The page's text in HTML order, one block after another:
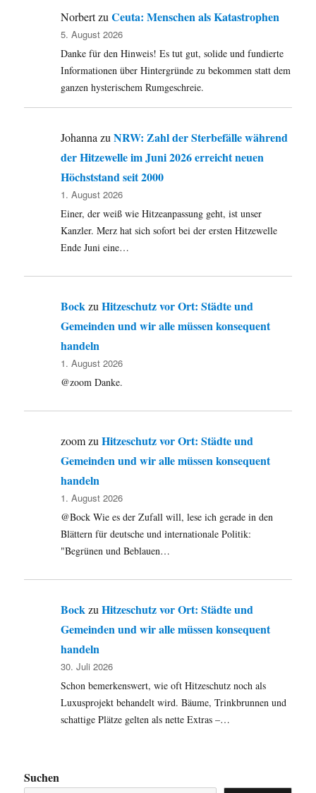
NorbertzuCeuta: Menschen als Katastrophen
5. August 2026
Danke für den Hinweis! Es tut gut, solide und fundierte
Informationen über Hintergründe zu bekommen statt dem
ganzen hysterischem Rumgeschreie.
Johanna zuNRW: Zahl der Sterbefälle während
der Hitzewelle im Juni 2026 erreicht neuen
Höchststand seit 2000
1. August 2026
Einer, der weiß wie Hitzeanpassung geht, ist unser
Kanzler. Merz hat sich sofort bei der ersten Hitzewelle
Ende Juni eine…
BockzuHitzeschutz vor Ort: Städte und
Gemeinden und wir alle müssen konsequent
handeln
1. August 2026
@zoom Danke.
zoomzuHitzeschutz vor Ort: Städte und
Gemeinden und wir alle müssen konsequent
handeln
1. August 2026
@Bock Wie es der Zufall will, lese ich gerade in den
Blättern für deutsche und internationale Politik:
"Begrünen und Beblauen…
BockzuHitzeschutz vor Ort: Städte und
Gemeinden und wir alle müssen konsequent
handeln
30. Juli 2026
Schon bemerkenswert, wie oft Hitzeschutz noch als
Luxusprojekt behandelt wird. Bäume, Trinkbrunnen und
schattige Plätze gelten als nette Extras –…
Suchen